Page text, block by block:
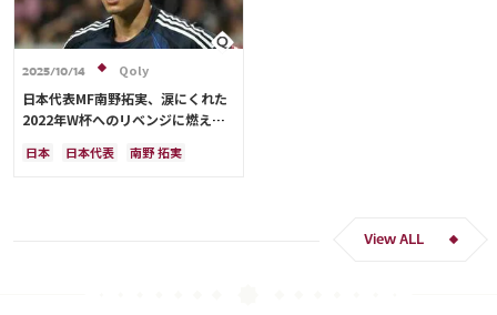
2025/10/14 Qoly
日本代表MF南野拓実、涙にくれた
2022年W杯へのリベンジに燃える
ー人生をかけた戦い」
日本 日本代表
南野 拓実
View ALL